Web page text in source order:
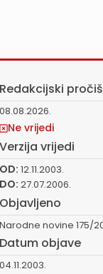
Redakcijski
08.08.2026.
Ne vrijedi
Verzija vrijedi
OD: 12.11.2003.
DO: 27.07.2006.
Objavljeno
Narodne novine 175/
Datum objave
04.11.2003.